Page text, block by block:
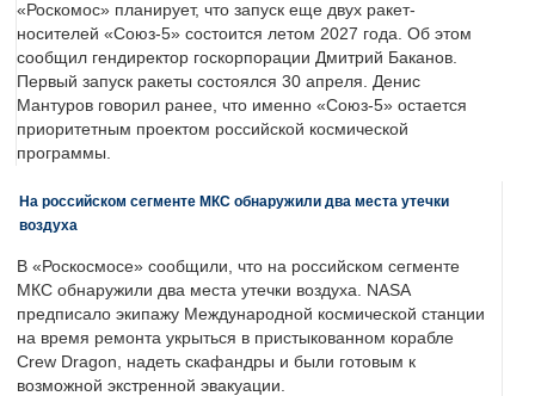
«Роскомос» планирует, что запуск еще двух ракет-
носителей «Союз-5» состоится летом 2027 года. Об этом
сообщил гендиректор госкорпорации Дмитрий Баканов.
Первый запуск ракеты состоялся 30 апреля. Денис
Мантуров говорил ранее, что именно «Союз-5» остается
приоритетным проектом российской космической
программы.
На российском сегменте МКС обнаружили два места утечки
воздуха
В «Роскосмосе» сообщили, что на российском сегменте
МКС обнаружили два места утечки воздуха. NASA
предписало экипажу Международной космической станции
на время ремонта укрыться в пристыкованном корабле
Crew Dragon, надеть скафандры и были готовым к
возможной экстренной эвакуации.